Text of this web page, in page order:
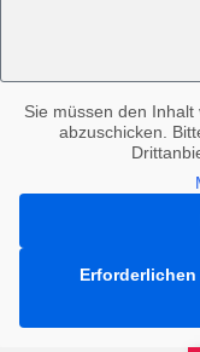
Sie müssen den Inhalt
abzuschicken.